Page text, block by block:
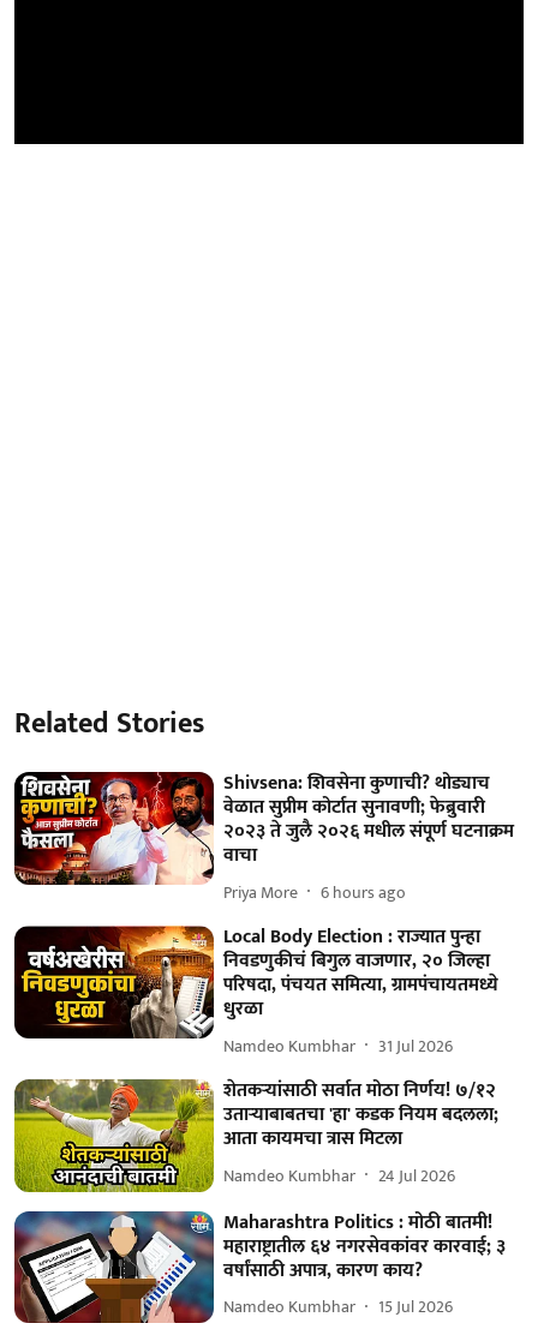
Related Stories
Shivsena: शिवसेना कुणाची? थोड्याच
वेळात सुप्रीम कोर्टात सुनावणी; फेब्रुवारी
२०२३ ते जुलै २०२६ मधील संपूर्ण घटनाक्रम
वाचा
Priya More 6 hours ago
Local Body Election : राज्यात पुन्हा
निवडणुकीचं बिगुल वाजणार, २० जिल्हा
परिषदा, पंचयत समित्या, ग्रामपंचायतमध्ये
धुरळा
Namdeo Kumbhar 31 Jul 2026
शेतकर्‍यांसाठी सर्वात मोठा निर्णय! ७/१२
उतार्‍याबाबतचा 'हा' कडक नियम बदलला;
आता कायमचा त्रास मिटला
Namdeo Kumbhar 24 Jul 2026
Maharashtra Politics : मोठी बातमी!
महाराष्ट्रातील ६४ नगरसेवकांवर कारवाई; ३
वर्षांसाठी अपात्र, कारण काय?
Namdeo Kumbhar 15 Jul 2026